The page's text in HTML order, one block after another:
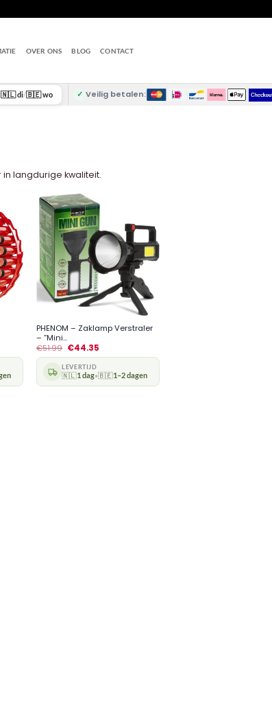
OVER ONS BLOG CONTACT
🇳🇱 di/🇧🇪 wo ✓ Veilig betalen:
in langdurige kwaliteit.
PHENOM – Zaklamp Verstraler
– ”Mini...
€51.99 €44.35
LEVERTIJD
🇳🇱1 dag•🇧🇪1–2 dagen